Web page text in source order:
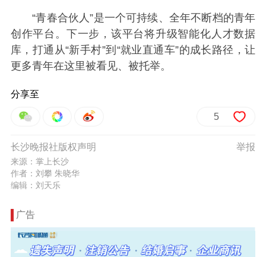
“青春合伙人”是一个可持续、全年不断档的青年
创作平台。下一步，该平台将升级智能化人才数据
库，打通从“新手村”到“就业直通车”的成长路径，让
更多青年在这里被看见、被托举。
分享至
5
举报
长沙晚报社版权声明
来源：掌上长沙
作者：刘攀 朱晓华
编辑：刘天乐
广告